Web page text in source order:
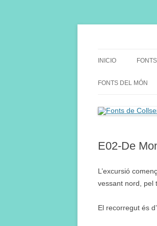
INICIO
FONTS DEL MÓN
E02-De
L’excursió
vessant nord, pel
El recorregut és